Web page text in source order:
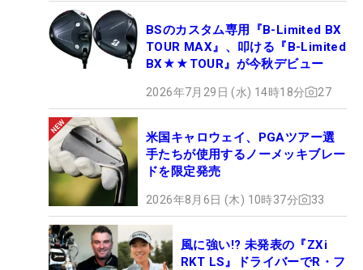
BSのカスタム専用『B-Limited BX
TOUR MAX』、叩ける『B-Limited
BX★★TOUR』が今秋デビュー
2026年7月29日 (水) 14時18分 27
米国キャロウェイ、PGAツアー選
手たちが使用するノーメッキブレー
ドを限定発売
2026年8月6日 (木) 10時37分 33
風に強い!? 未発表の『ZXi
RKT LS』ドライバーでR・フ